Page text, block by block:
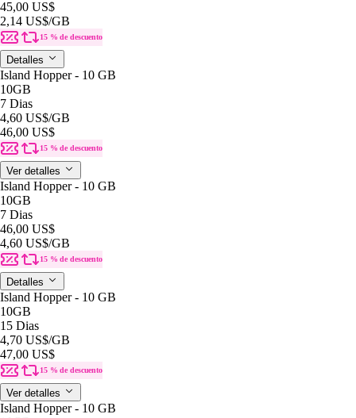
45,00 US$
2,14 US$/GB
15 % de descuento
Detalles
Island Hopper - 10 GB
10GB
7 Dias
4,60 US$/GB
46,00 US$
15 % de descuento
Ver detalles
Island Hopper - 10 GB
10GB
7 Dias
46,00 US$
4,60 US$/GB
15 % de descuento
Detalles
Island Hopper - 10 GB
10GB
15 Dias
4,70 US$/GB
47,00 US$
15 % de descuento
Ver detalles
Island Hopper - 10 GB